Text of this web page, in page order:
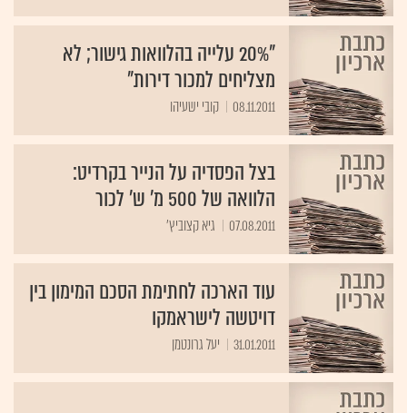
"20% עלייה בהלוואות גישור; לא
מצליחים למכור דירות"
08.11.2011 קובי ישעיהו
בצל הפסדיה על הנייר בקרדיט:
הלוואה של 500 מ' ש' לכור
07.08.2011 גיא קצוביץ'
עוד הארכה לחתימת הסכם המימון בין
דויטשה לישראמקו
31.01.2011 יעל גרונטמן